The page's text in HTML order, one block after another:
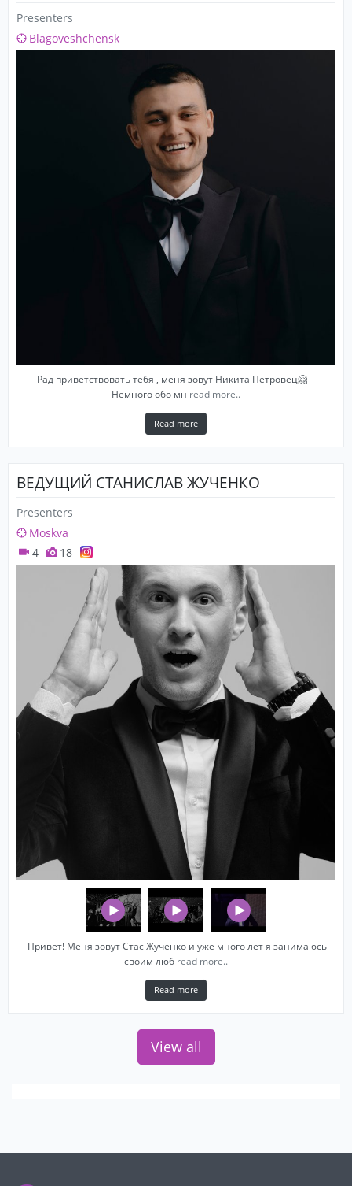
Presenters
Blagoveshchensk
Рад приветствовать тебя , меня зовут Никита Петровец🤗
Немного обо мн read more..
Read more
ВЕДУЩИЙ СТАНИСЛАВ ЖУЧЕНКО
Presenters
Moskva
4
18
Привет! Меня зовут Стас Жученко и уже много лет я занимаюсь
своим люб read more..
Read more
View all